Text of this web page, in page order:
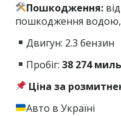
Пошкодження:
пошкодження
Двигун: 2.3 бензин
Пробіг:38 274 миль
Ціна за
Авто в Україні